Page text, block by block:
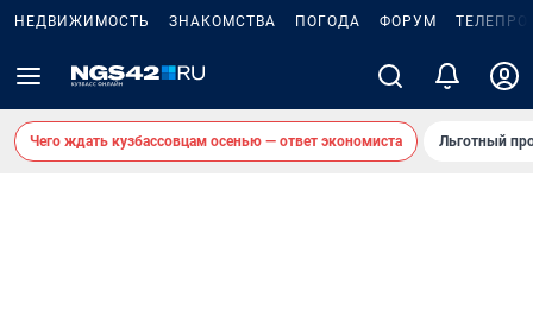
НЕДВИЖИМОСТЬ ЗНАКОМСТВА ПОГОДА ФОРУМ
Чего ждать кузбассовцам осенью — ответ экономиста Льготный